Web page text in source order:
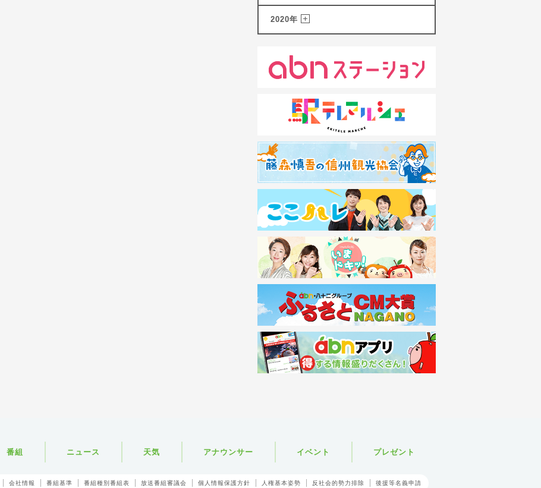
2020年
番組 ニュース 天気 アナウンサー イベント プレゼント
会社情報 番組基準 番組種別番組表 放送番組審議会 個人情報保護方針 人権基本姿勢 反社会的勢力排除 後援等名義申請